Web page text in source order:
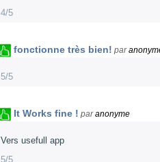
4/5
fonctionne très bien! par
5/5
It Works fine ! paranonyme
Vers usefull app
5/5